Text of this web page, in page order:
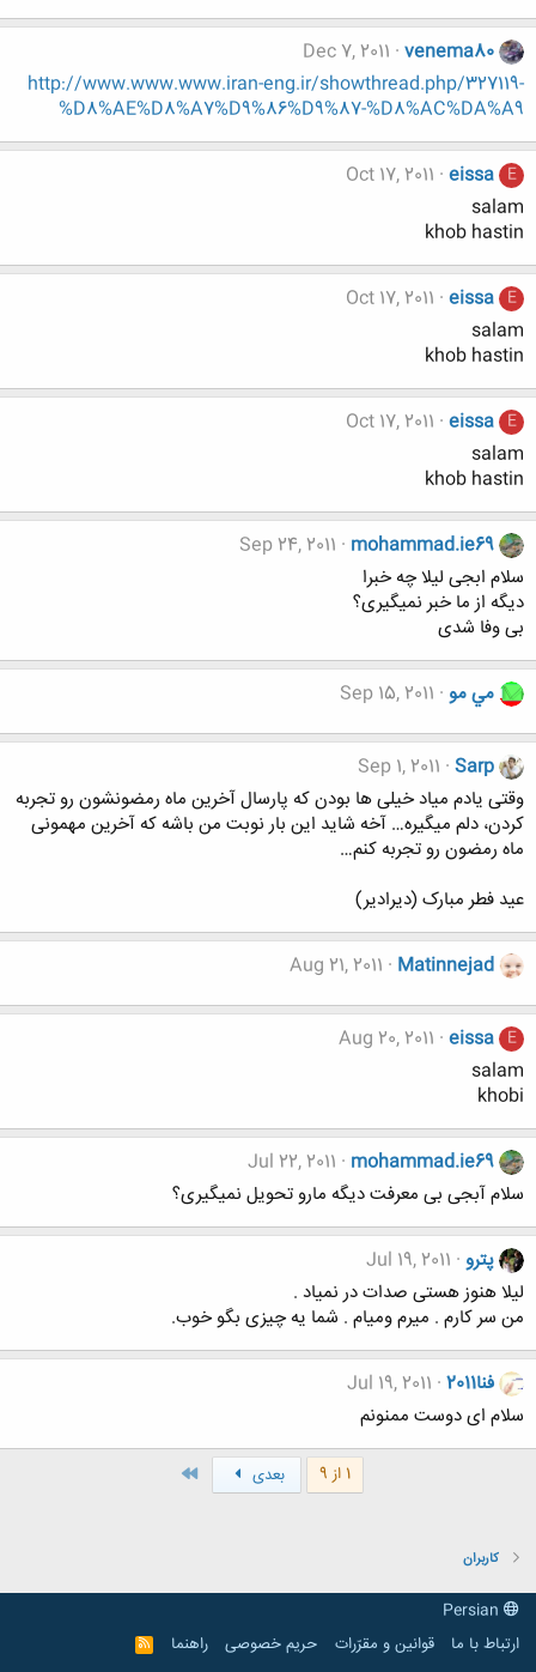
venema80
Dec 7, 2011
http://www.www.www.iran-eng.ir/showthread.php/327119-
%D8%AE%D8%A7%D9%86%D9%87-%D8%AC%DA%A9
E
eissa
Oct 17, 2011
salam
khob hastin
E
eissa
Oct 17, 2011
salam
khob hastin
E
eissa
Oct 17, 2011
salam
khob hastin
mohammad.ie69
Sep 24, 2011
سلام ابجی لیلا چه خبرا
دیگه از ما خبر نمیگیری؟
بی وفا شدی
مي مو Sep 15, 2011
Sarp
Sep 1, 2011
وقتی یادم میاد خیلی ها بودن که پارسال آخرین ماه رمضونشون رو تجربه
کردن، دلم میگیره… آخه شاید این بار نوبت من باشه که آخرین مهمونی
ماه رمضون رو تجربه کنم…
عید فطر مبارک (دیرادیر)
Matinnejad
Aug 21, 2011
E
eissa
Aug 20, 2011
salam
khobi
mohammad.ie69
Jul 22, 2011
سلام آبجی بی معرفت دیگه مارو تحویل نمیگیری؟
پترو Jul 19, 2011
لیلا هنوز هستی صدات در نمیاد .
من سر کارم . میرم ومیام . شما یه چیزی بگو خوب.
فنا2011
Jul 19, 2011
سلام ای دوست ممنونم
1 از 9 بعدی
کاربران
ارتباط با ما
قوانین و مقرّرات حریم خصوصی راهنما
R
S